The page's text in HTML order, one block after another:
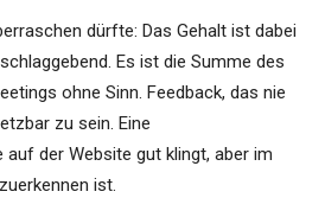
dürfte: Das Gehalt ist dabei
Es ist die Summe des
ohne Sinn. Feedback, das nie
zu sein. Eine
auf der Website gut klingt, aber im
ist.